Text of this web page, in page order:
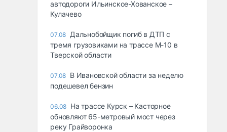
автодороги Ильинское-Хованское –
Кулачево
07.08 Дальнобойщик погиб в ДТП с
тремя грузовиками на трассе М-10 в
Тверской области
07.08 В Ивановской области за неделю
подешевел бензин
06.08 На трассе Курск – Касторное
обновляют 65-метровый мост через
реку Грайворонка